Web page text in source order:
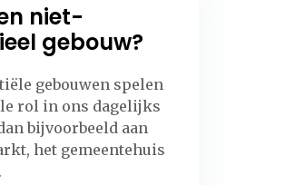
niet-
gebouw?
gebouwen spelen
rol in ons dagelijks
bijvoorbeeld aan
het gemeentehuis